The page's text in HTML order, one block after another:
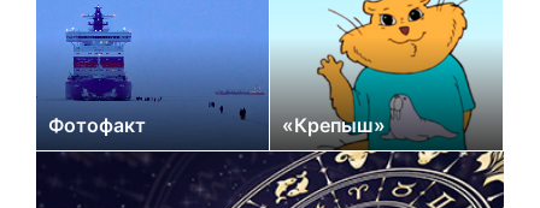
Фотофакт «Крепыш»